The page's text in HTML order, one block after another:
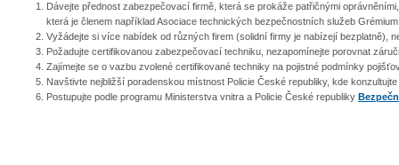
Dávejte přednost zabezpečovací firmě, která se prokáže patřičnými
která je členem například Asociace technických bezpečnostních služeb Grémium
Vyžádejte si více nabídek od různých firem (solidní firmy je nabízejí bezplatně),
Požadujte certifikovanou zabezpečovací techniku, nezapomínejte porovnat
Zajímejte se o vazbu zvolené certifikované techniky na pojistné podmínky
Navštivte nejbližší poradenskou místnost Policie České republiky, kde
Postupujte podle programu Ministerstva vnitra a Policie České republiky